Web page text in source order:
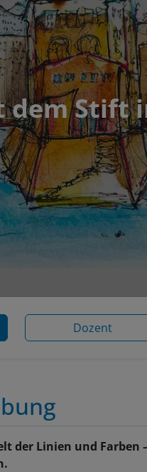
dem Stift
Dozent
der Linien und